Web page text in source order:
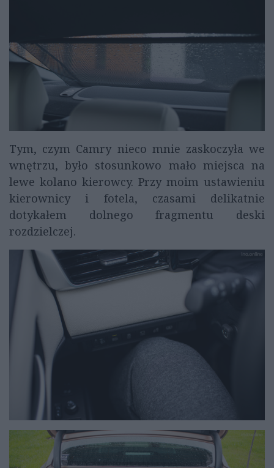
Tym, czym Camry nieco mnie zaskoczyła we
wnętrzu, było stosunkowo mało miejsca na
lewe kolano kierowcy. Przy moim ustawieniu
kierownicy i fotela, czasami delikatnie
dotykałem dolnego fragmentu deski
rozdzielczej.